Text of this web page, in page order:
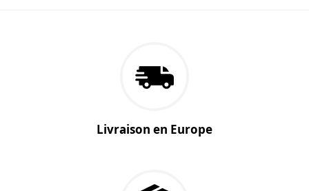
Livraison en Europe